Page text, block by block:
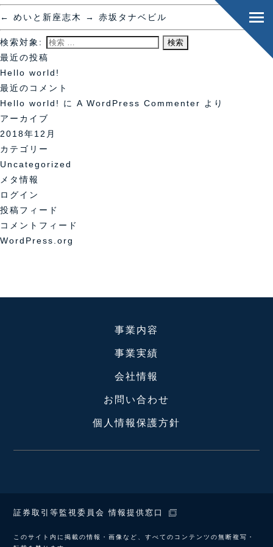
← めいと新座志木 → 赤坂タナベビル
検索対象:
最近の投稿
Hello world!
最近のコメント
Hello world!
に A WordPress Commenter
より
アーカイブ
2018年12月
カテゴリー
Uncategorized
メタ情報
ログイン
投稿フィード
コメントフィード
WordPress.org
事業内容
事業実績
会社情報
お問い合わせ
個人情報保護方針
証券取引等監視委員会 情報提供窓口
このサイト内に掲載の情報・画像など、すべてのコンテンツの無断複写・